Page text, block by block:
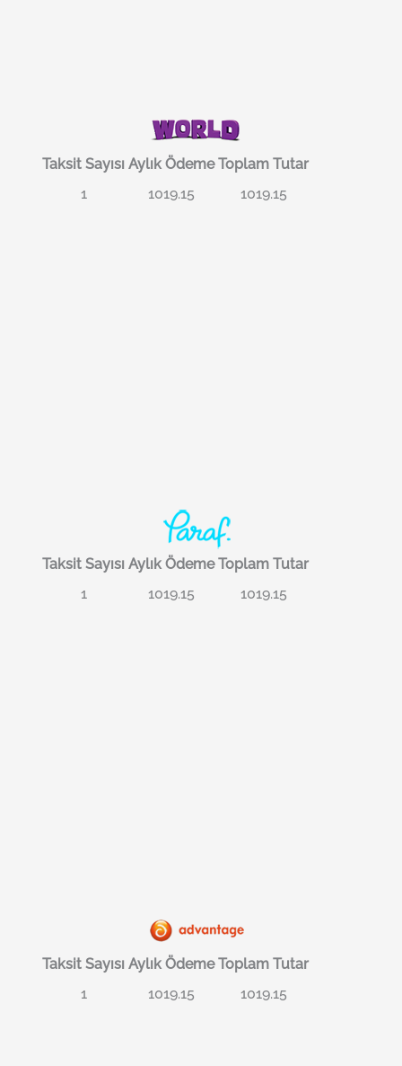
Taksit Sayısı Aylık Ödeme Toplam Tutar
1
1019.15 1019.15
Taksit Sayısı Aylık Ödeme Toplam Tutar
1
1019.15 1019.15
Taksit Sayısı Aylık Ödeme Toplam Tutar
1
1019.15 1019.15